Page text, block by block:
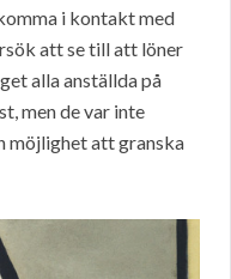
i kontakt med
att se till att löner
alla anställda på
men de var inte
möjlighet att granska